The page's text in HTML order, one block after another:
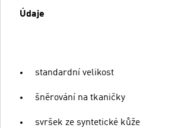
Údaje
standardní velikost
šněrování na tkaničky
svršek ze syntetické kůže